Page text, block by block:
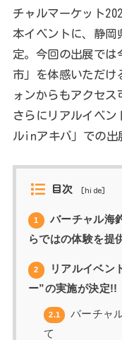
チャルマーケット
本イベントに、静岡
定。今回の出展では
市」を体感いただけ
ォンからもアクセス
さらにリアルイベン
ルinアキバ」での出
目次 [hide]
1
バーチャル海
らではの体験を提
2
リアルイベン
ー”の実施が決定!!
2.1
バーチャ
て